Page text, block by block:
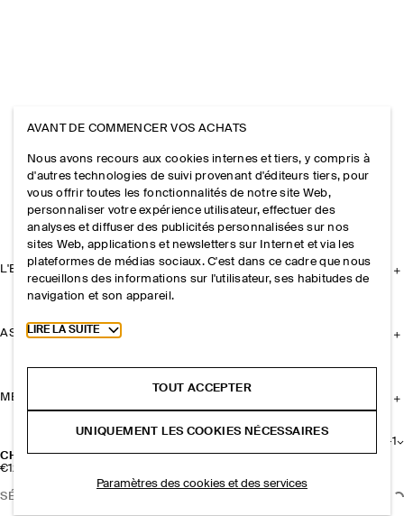
CHAUSSETTES EN MAILLE POINTELLE
€12
+1
SÉLECTIONNER UNE TAILLE
L'ENTREPRISE
ASSISTANCE
MENTIONS LÉGALES
AVANT DE COMMENCER VOS ACHATS
Nous avons recours aux cookies internes et tiers, y compris à
d'autres technologies de suivi provenant d'éditeurs tiers, pour
vous offrir toutes les fonctionnalités de notre site Web,
personnaliser votre expérience utilisateur, effectuer des
analyses et diffuser des publicités personnalisées sur nos
sites Web, applications et newsletters sur Internet et via les
plateformes de médias sociaux. C'est dans ce cadre que nous
recueillons des informations sur l'utilisateur, ses habitudes de
navigation et son appareil.
Toggle more cookie information
LIRE LA SUITE
TOUT ACCEPTER
UNIQUEMENT LES COOKIES NÉCESSAIRES
Paramètres des cookies et des services